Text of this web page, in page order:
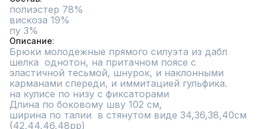
полиэстер 78%
вискоза 19%
пу 3%
Описание
Брюки молодежные прямого силуэта из дабл
шелка  однотон, на притачном поясе с
эластичной тесьмой, шнурок, и наклонными
карманами спереди, и иммитацией гульфика.
на кулисе по низу с фиксаторами
Длина по боковому шву 102 см,
ширина по талии  в стянутом виде 34,36,38,40см
(42,44,46,48рр)